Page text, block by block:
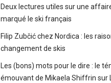
Deux lectures utiles sur une
marqué le ski français
Filip Zubčić chez Nordica : les
changement de skis
Les (bons) mots pour le dire : le
émouvant de Mikaela Shiffrin sur